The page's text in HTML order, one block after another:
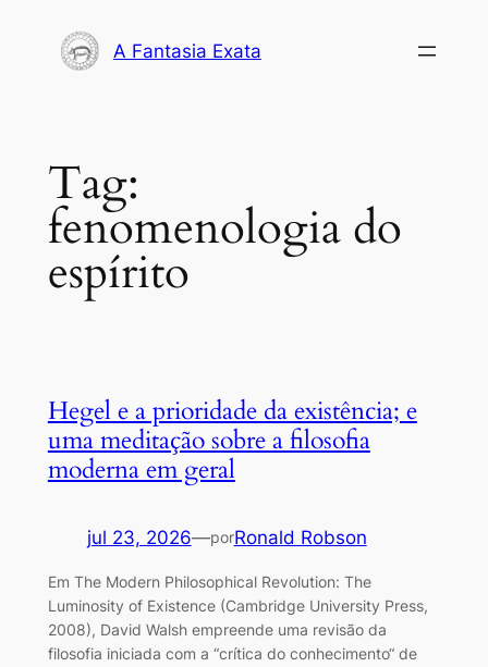
A Fantasia Exata
Tag:
fenomenologia do
espírito
Hegel e a prioridade da existência; e
uma meditação sobre a filosofia
moderna em geral
jul 23, 2026—porRonald Robson
Em The Modern Philosophical Revolution: The
Luminosity of Existence (Cambridge University Press,
2008), David Walsh empreende uma revisão da
filosofia iniciada com a “crítica do conhecimento“ de